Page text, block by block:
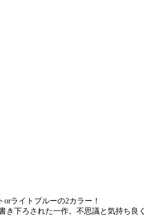
ライトブルーの2カラー！
き下ろされた一作。不思議と気持ち良